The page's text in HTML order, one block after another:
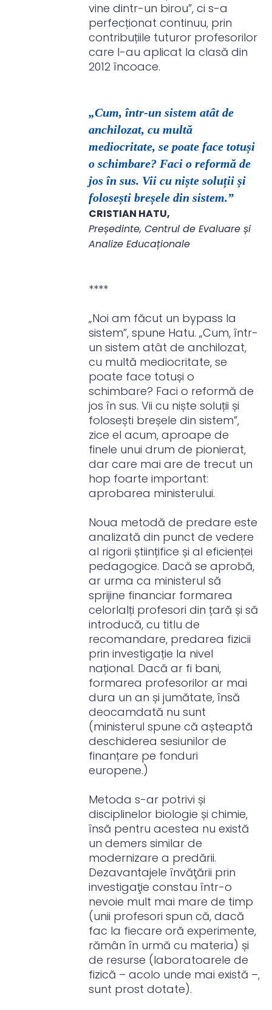
vine dintr-un birou”, ci s-a
perfecționat continuu, prin
contribuțiile tuturor profesorilor
care l-au aplicat la clasă din
2012 încoace.
„Cum, într-un sistem atât de
anchilozat, cu multă
mediocritate, se poate face totuși
o schimbare? Faci o reformă de
jos în sus. Vii cu niște soluții și
folosești breșele din sistem.”
CRISTIAN HATU,
Președinte, Centrul de Evaluare și
Analize Educaționale
****
„Noi am făcut un bypass la
sistem”, spune Hatu. „Cum, într-
un sistem atât de anchilozat,
cu multă mediocritate, se
poate face totuși o
schimbare? Faci o reformă de
jos în sus. Vii cu niște soluții și
folosești breșele din sistem”,
zice el acum, aproape de
finele unui drum de pionierat,
dar care mai are de trecut un
hop foarte important:
aprobarea ministerului.
Noua metodă de predare este
analizată din punct de vedere
al rigorii științifice și al eficienței
pedagogice. Dacă se aprobă,
ar urma ca ministerul să
sprijine financiar formarea
celorlalți profesori din țară și să
introducă, cu titlu de
recomandare, predarea fizicii
prin investigație la nivel
național. Dacă ar fi bani,
formarea profesorilor ar mai
dura un an și jumătate, însă
deocamdată nu sunt
(ministerul spune că așteaptă
deschiderea sesiunilor de
finanțare pe fonduri
europene.)
Metoda s-ar potrivi și
disciplinelor biologie și chimie,
însă pentru acestea nu există
un demers similar de
modernizare a predării.
Dezavantajele învăţării prin
investigaţie constau într-o
nevoie mult mai mare de timp
(unii profesori spun că, dacă
fac la fiecare oră experimente,
rămân în urmă cu materia) și
de resurse (laboratoarele de
fizică – acolo unde mai există –,
sunt prost dotate).